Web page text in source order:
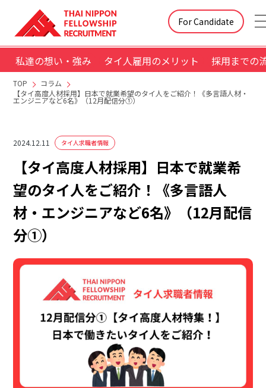
For Candidate
私達の想い・強み タイ人雇用のメリット 採用までの
TOP
コラム
【タイ高度人材採用】日本で就業希望のタイ人をご紹介！《多言語人材・
エンジニアなど6名》（12月配信分①）
2024.12.11 タイ人求職者情報
【タイ高度人材採用】日本で就業希
望のタイ人をご紹介！《多言語人
材・エンジニアなど6名》（12月配信
分①）